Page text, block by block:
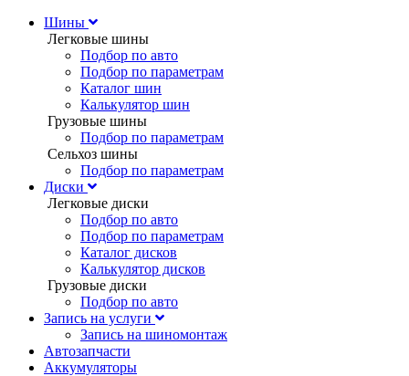
Шины
Легковые шины
Подбор по авто
Подбор по параметрам
Каталог шин
Калькулятор шин
Грузовые шины
Подбор по параметрам
Сельхоз шины
Подбор по параметрам
Диски
Легковые диски
Подбор по авто
Подбор по параметрам
Каталог дисков
Калькулятор дисков
Грузовые диски
Подбор по авто
Запись на услуги
Запись на шиномонтаж
Автозапчасти
Аккумуляторы